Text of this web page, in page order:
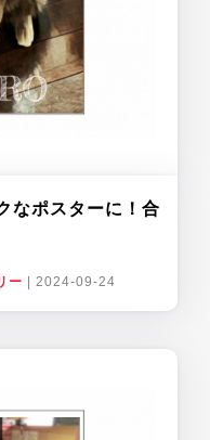
なポスターに！合
ー 2024-09-24